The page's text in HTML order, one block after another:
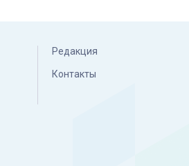
Редакция
Контакты